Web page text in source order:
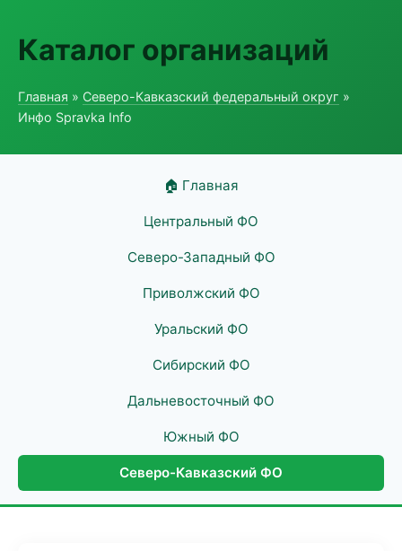
Каталог организаций
Главная » Северо-Кавказский федеральный округ »
Инфо Spravka Info
🏠 Главная
Центральный ФО
Северо-Западный ФО
Приволжский ФО
Уральский ФО
Сибирский ФО
Дальневосточный ФО
Южный ФО
Северо-Кавказский ФО